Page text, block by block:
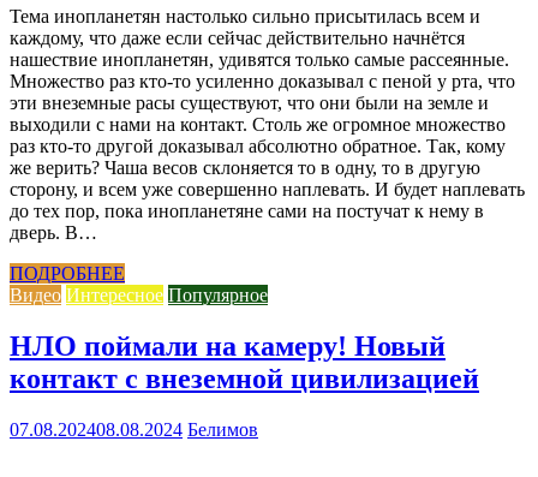
Тема инопланетян настолько сильно присытилась всем и
каждому, что даже если сейчас действительно начнётся
нашествие инопланетян, удивятся только самые рассеянные.
Множество раз кто-то усиленно доказывал с пеной у рта, что
эти внеземные расы существуют, что они были на земле и
выходили с нами на контакт. Столь же огромное множество
раз кто-то другой доказывал абсолютно обратное. Так, кому
же верить? Чаша весов склоняется то в одну, то в другую
сторону, и всем уже совершенно наплевать. И будет наплевать
до тех пор, пока инопланетяне сами на постучат к нему в
дверь. В…
ПОДРОБНЕЕ
Видео Интересное Популярное
НЛО поймали на камеру! Новый
контакт с внеземной цивилизацией
07.08.202408.08.2024 Белимов